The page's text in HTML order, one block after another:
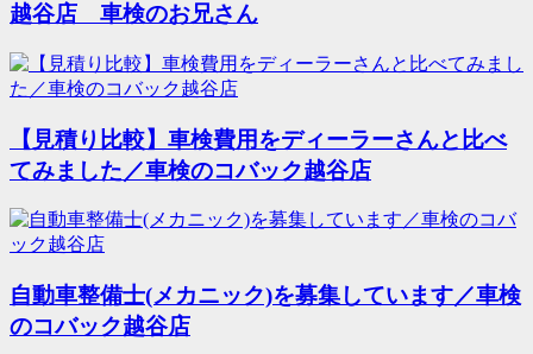
越谷店 車検のお兄さん
【見積り比較】車検費用をディーラーさんと比べ
てみました／車検のコバック越谷店
自動車整備士(メカニック)を募集しています／車検
のコバック越谷店